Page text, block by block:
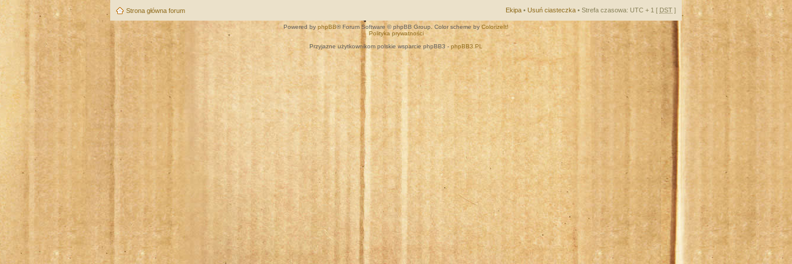
Strona główna forum Ekipa • Usuń ciasteczka • Strefa czasowa: UTC + 1 [ DST ]
Powered by phpBB® Forum Software © phpBB Group. Color scheme by ColorizeIt!
Polityka prywatności
Przyjazne użytkownikom polskie wsparcie phpBB3 - phpBB3.PL